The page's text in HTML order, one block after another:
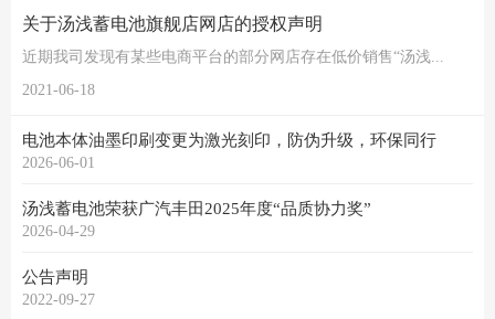
关于汤浅蓄电池旗舰店网店的授权声明
近期我司发现有某些电商平台的部分网店存在低价销售“汤浅...
2021-06-18
电池本体油墨印刷变更为激光刻印，防伪升级，环保同行
2026-06-01
汤浅蓄电池荣获广汽丰田2025年度“品质协力奖”
2026-04-29
公告声明
2022-09-27